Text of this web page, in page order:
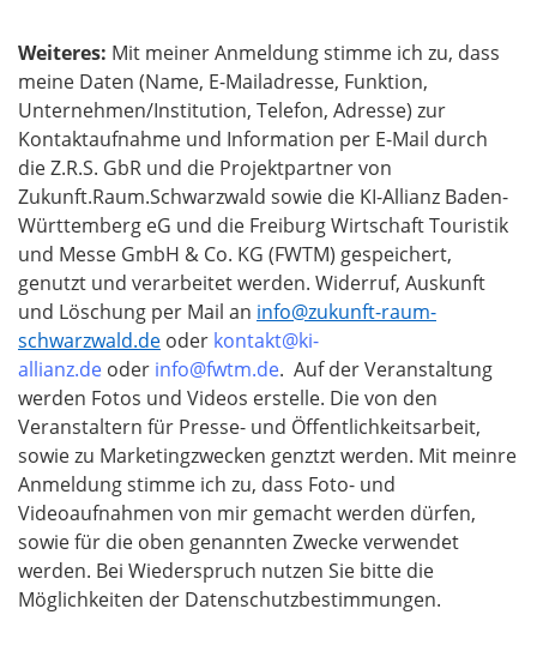
Weiteres: Mit meiner Anmeldung stimme ich zu, dass
meine Daten (Name, E-Mailadresse, Funktion,
Unternehmen/Institution, Telefon, Adresse) zur
Kontaktaufnahme und Information per E-Mail durch
die Z.R.S. GbR und die Projektpartner von
Zukunft.Raum.Schwarzwald sowie die KI-Allianz Baden-
Württemberg eG und die Freiburg Wirtschaft Touristik
und Messe GmbH & Co. KG (FWTM) gespeichert,
genutzt und verarbeitet werden. Widerruf, Auskunft
und Löschung per Mail an info@zukunft-raum-
schwarzwald.de oder kontakt@ki-
allianz.de oder info@fwtm.de. Auf der Veranstaltung
werden Fotos und Videos erstelle. Die von den
Veranstaltern für Presse- und Öffentlichkeitsarbeit,
sowie zu Marketingzwecken genztzt werden. Mit meinre
Anmeldung stimme ich zu, dass Foto- und
Videoaufnahmen von mir gemacht werden dürfen,
sowie für die oben genannten Zwecke verwendet
werden. Bei Wiederspruch nutzen Sie bitte die
Möglichkeiten der Datenschutzbestimmungen.